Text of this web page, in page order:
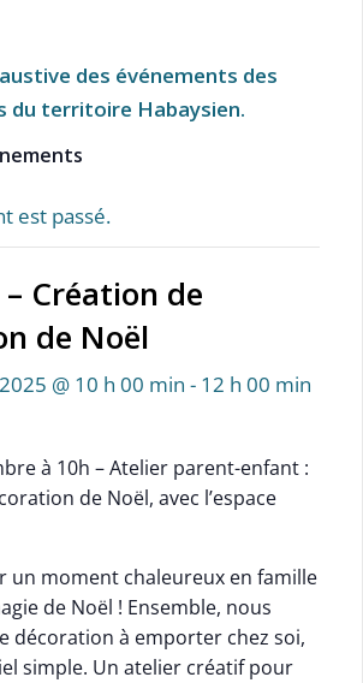
des événements des
du territoire Habaysien.
est passé.
Création de
de Noël
@ 10 h 00 min - 12 h 00 min
à 10h – Atelier parent-enfant :
de Noël, avec l’espace
un moment chaleureux en famille
de Noël ! Ensemble, nous
décoration à emporter chez soi,
simple. Un atelier créatif pour